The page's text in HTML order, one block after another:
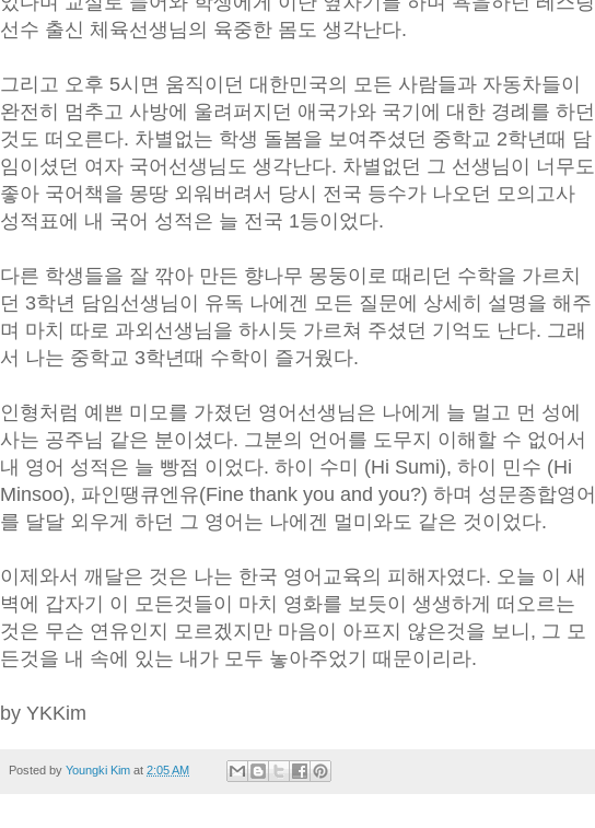
선수 출신 체육선생님의 육중한 몸도 생각난다.
그리고 오후 5시면 움직이던 대한민국의 모든 사람들과 자동차들이
완전히 멈추고 사방에 울려퍼지던 애국가와 국기에 대한 경례를 하던
것도 떠오른다. 차별없는 학생 돌봄을 보여주셨던 중학교 2학년때 담
임이셨던 여자 국어선생님도 생각난다. 차별없던 그 선생님이 너무도
좋아 국어책을 몽땅 외워버려서 당시 전국 등수가 나오던 모의고사
성적표에 내 국어 성적은 늘 전국 1등이었다.
다른 학생들을 잘 깎아 만든 향나무 몽둥이로 때리던 수학을 가르치
던 3학년 담임선생님이 유독 나에겐 모든 질문에 상세히 설명을 해주
며 마치 따로 과외선생님을 하시듯 가르쳐 주셨던 기억도 난다. 그래
서 나는 중학교 3학년때 수학이 즐거웠다.
인형처럼 예쁜 미모를 가졌던 영어선생님은 나에게 늘 멀고 먼 성에
사는 공주님 같은 분이셨다. 그분의 언어를 도무지 이해할 수 없어서
내 영어 성적은 늘 빵점 이었다. 하이 수미 (Hi Sumi), 하이 민수 (Hi
Minsoo), 파인땡큐엔유(Fine thank you and you?) 하며 성문종합영어
를 달달 외우게 하던 그 영어는 나에겐 멀미와도 같은 것이었다.
이제와서 깨달은 것은 나는 한국 영어교육의 피해자였다. 오늘 이 새
벽에 갑자기 이 모든것들이 마치 영화를 보듯이 생생하게 떠오르는
것은 무슨 연유인지 모르겠지만 마음이 아프지 않은것을 보니, 그 모
든것을 내 속에 있는 내가 모두 놓아주었기 때문이리라.
by YKKim
Posted by Youngki Kim at 2:05 AM